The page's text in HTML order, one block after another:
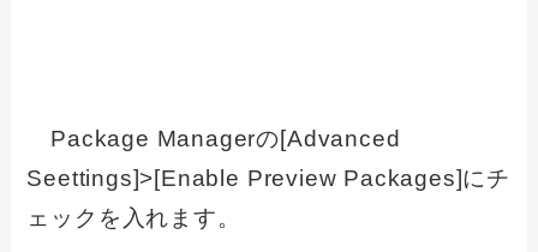
Package Managerの[Advanced
Seettings]>[Enable Preview Packages]にチ
ェックを入れます。